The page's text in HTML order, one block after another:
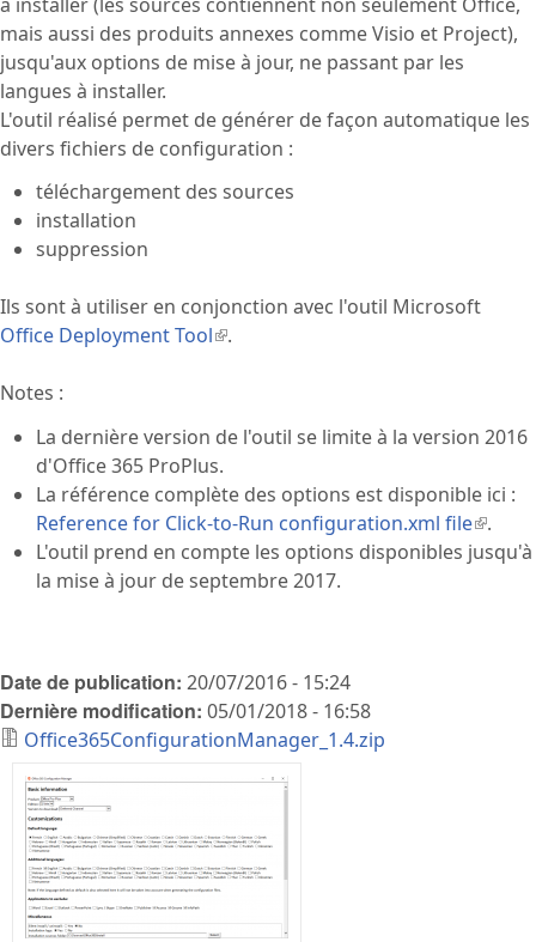
mais aussi des produits annexes comme Visio et Project),
jusqu'aux options de mise à jour, ne passant par les
langues à installer.
L'outil réalisé permet de générer de façon automatique les
divers fichiers de configuration :
téléchargement des sources
installation
suppression
Ils sont à utiliser en conjonction avec l'outil Microsoft
Office Deployment Tool(le lien est externe)
.
Notes :
La dernière version de l'outil se limite à la version 2016
d'Office 365 ProPlus.
La référence complète des options est disponible ici :
Reference for Click-to-Run configuration.xml file(le lien
est
.
L'outil prend en compte les options disponibles jusqu'à
la mise à jour de septembre 2017.
Date de publication: 20/07/2016 - 15:24
Dernière modification: 05/01/2018 - 16:58
Office365ConfigurationManager_1.4.zip